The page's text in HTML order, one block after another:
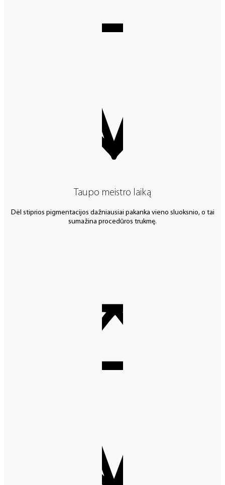
Taupo meistro laiką
Dėl stiprios pigmentacijos dažniausiai pakanka vieno sluoksnio, o tai
sumažina procedūros trukmę.